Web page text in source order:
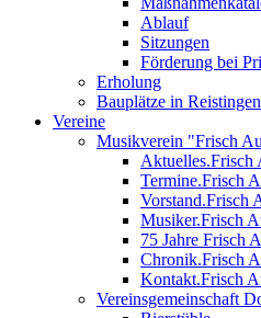
Ablauf
Sitzungen
Förderung bei
Erholung
Bauplätze in Reistingen
Vereine
Musikverein "Frisch
Aktuelles.Frisch
Termine.Frisch
Vorstand.Frisch
Musiker.Frisch
75 Jahre Frisch
Chronik.Frisch
Kontakt.Frisch
Vereinsgemeinschaft